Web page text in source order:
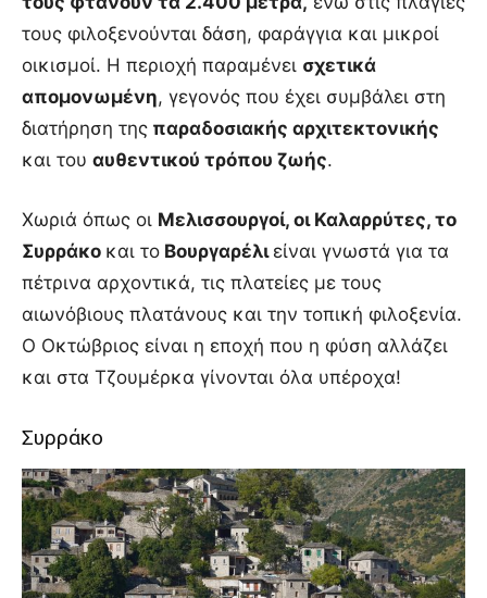
τους φιλοξενούνται δάση, φαράγγια και μικροί
οικισμοί. Η περιοχή παραμένει σχετικά
απομονωμένη, γεγονός που έχει συμβάλει στη
διατήρηση της παραδοσιακής αρχιτεκτονικής
και του αυθεντικού τρόπου ζωής.
Χωριά όπως οι Μελισσουργοί, οι Καλαρρύτες, το
Συρράκο και το Βουργαρέλι είναι γνωστά για τα
πέτρινα αρχοντικά, τις πλατείες με τους
αιωνόβιους πλατάνους και την τοπική φιλοξενία.
Ο Οκτώβριος είναι η εποχή που η φύση αλλάζει
και στα Τζουμέρκα γίνονται όλα υπέροχα!
Συρράκο